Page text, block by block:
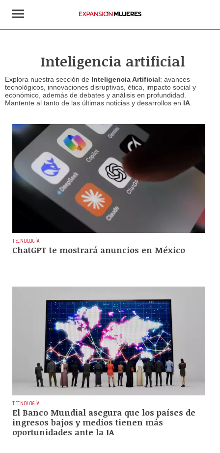
Inteligencia artificial
Explora nuestra sección de Inteligencia Artificial: avances
tecnológicos, innovaciones disruptivas, ética, impacto social y
económico, además de debates y análisis en profundidad.
Mantente al tanto de las últimas noticias y desarrollos en IA
TECNOLOGÍA
ChatGPT te mostrará anuncios en México
TECNOLOGÍA
El Banco Mundial asegura que los países de
ingresos bajos y medios tienen más
oportunidades ante la IA